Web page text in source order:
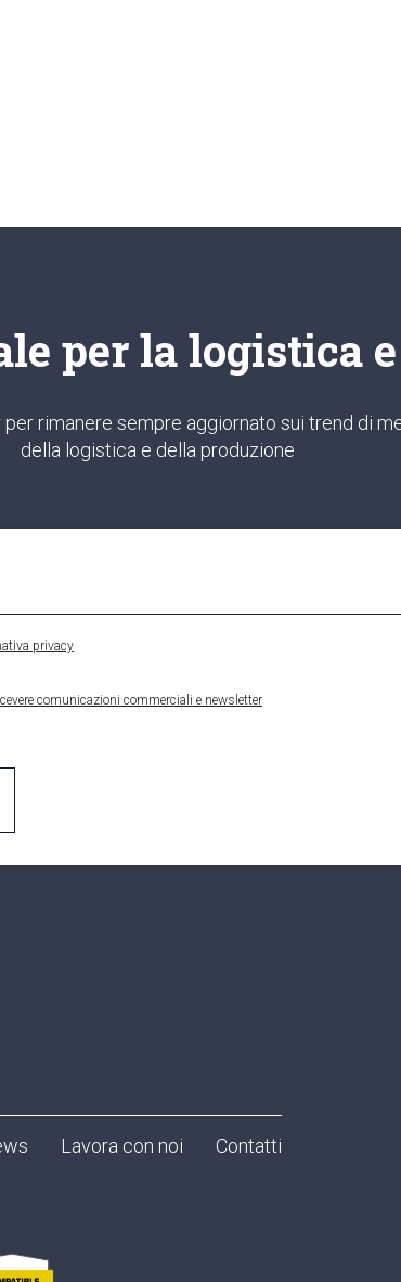
per la logistica
rimanere sempre aggiornato sui trend di
della logistica e della produzione
privacy
comunicazioni commerciali e newsletter
Lavora con noi Contatti